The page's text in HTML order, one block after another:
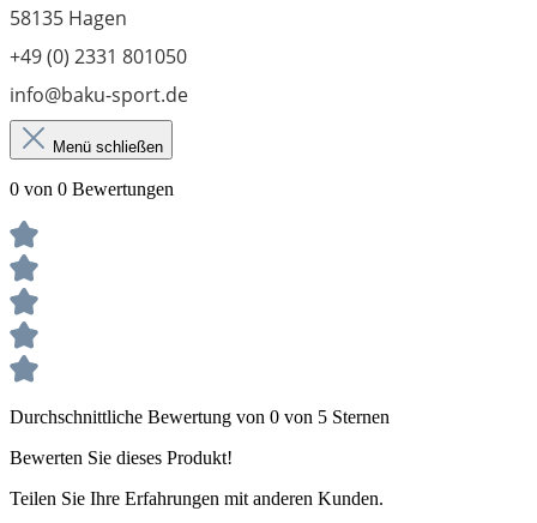
58135 Hagen
+49 (0) 2331 801050
info@baku-sport.de
Menü schließen
0 von 0 Bewertungen
Durchschnittliche Bewertung von 0 von 5 Sternen
Bewerten Sie dieses Produkt!
Teilen Sie Ihre Erfahrungen mit anderen Kunden.